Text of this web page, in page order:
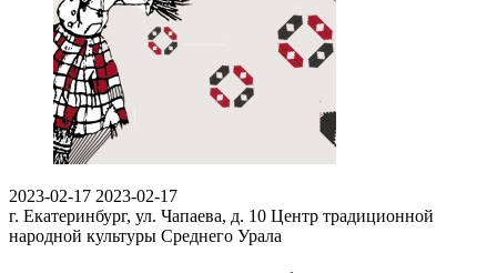
2023-02-17 2023-02-17
г. Екатеринбург, ул. Чапаева, д. 10 Центр традиционной
народной культуры Среднего Урала